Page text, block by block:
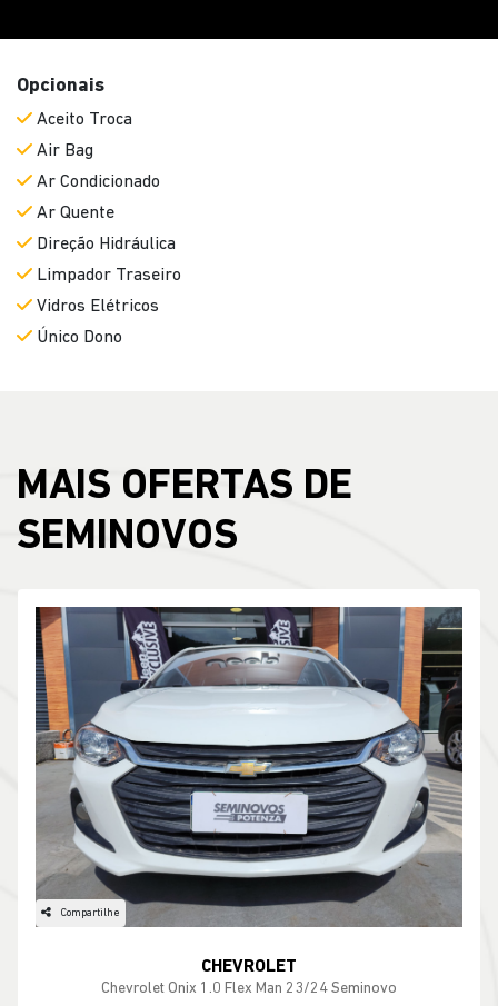
Opcionais
Aceito Troca
Air Bag
Ar Condicionado
Ar Quente
Direção Hidráulica
Limpador Traseiro
Vidros Elétricos
Único Dono
MAIS OFERTAS DE
SEMINOVOS
Compartilhe
CHEVROLET
Chevrolet Onix 1.0 Flex Man 23/24 Seminovo